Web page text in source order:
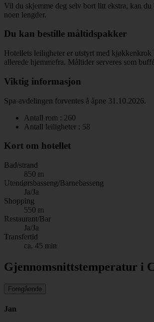
Vil du skjemme deg selv bort litt ekstra, kan du
noen lengder.
Du kan bestille måltidspakker
Hotellets leiligheter er utstyrt med
allerede hjemmefra. Måltider serveres som
Viktig informasjon
Spa-avdelingen forventes å åpne 31.10.2026.
Antall rom : 260
Antall leiligheter : 58
Kort om hotellet
Bad/strand
850 m
Utendørsbasseng/Barnebasseng
Ja/Ja
Shopping
550 m
Restaurant/Bar
Ja/Ja
Transfertid
ca. 45 min
Gjennomsnittstemperatur i
Foregående
Jan